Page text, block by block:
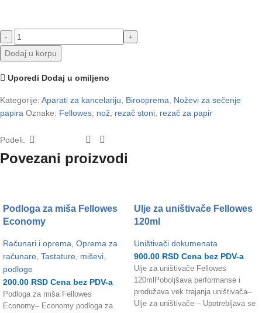
Dodaj u korpu
Uporedi Dodaj u omiljeno
Kategorije: Aparati za kancelariju, Birooprema, Noževi za sečenje
papira Oznake: Fellowes, nož, rezač stoni, rezač za papir
Podeli:
Povezani proizvodi
Podloga za miša Fellowes
Economy
Računari i oprema, Oprema za
računare, Tastature, miševi,
podloge
200.00 RSD Cena bez PDV-a
Podloga za miša Fellowes
Economy– Economy podloga za
Ulje za uništivače Fellowes
120ml
Uništivači dokumenata
900.00 RSD Cena bez PDV-a
Ulje za uništivače Fellowes
120mlPoboljšava performanse i
produžava vek trajanja uništivača–
Ulje za uništivače – Upotrebljava se